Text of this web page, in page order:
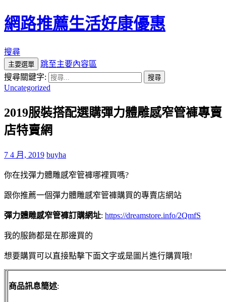
網路推薦生活好康優惠
搜尋
主要選單
跳至主要內容區
搜尋關鍵字:
Uncategorized
2019服裝搭配選購彈力體雕感窄管褲專賣
店特賣網
7 4 月, 2019 buyha
你在找彈力體雕感窄管褲哪裡買嗎?
跟你推薦一個彈力體雕感窄管褲購買的專賣店網站
彈力體雕感窄管褲訂購網址: https://dreamstore.info/2QmfS
我的服飾都是在那邊買的
想要購買可以直接點擊下面文字或是圖片進行購買哦!
商品訊息簡述: